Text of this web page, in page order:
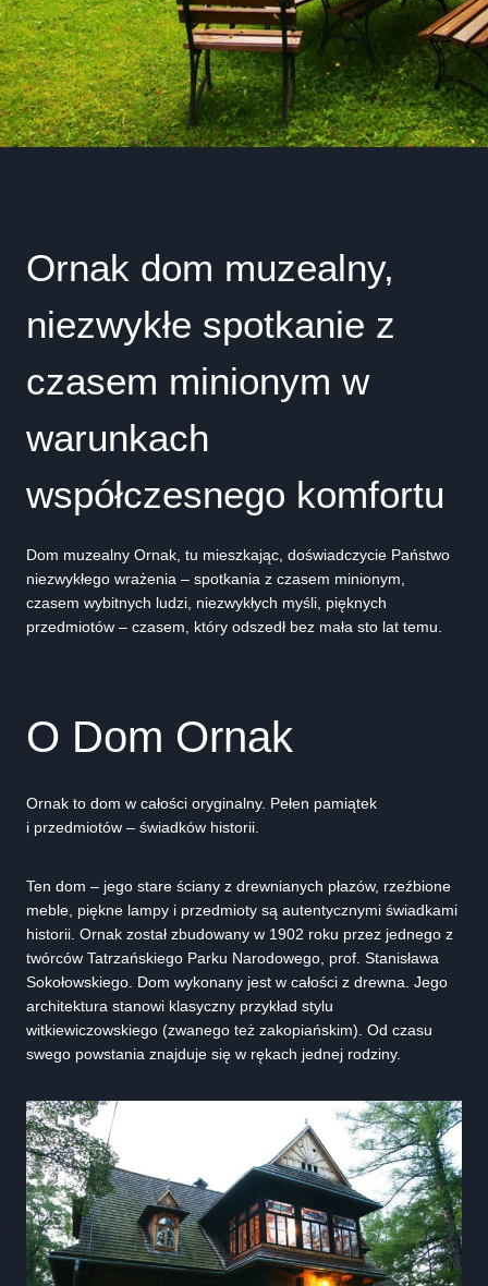
Ornak dom muzealny,
niezwykłe spotkanie z
czasem minionym w
warunkach
współczesnego komfortu
Dom muzealny Ornak, tu mieszkając, doświadczycie Państwo
niezwykłego wrażenia – spotkania z czasem minionym,
czasem wybitnych ludzi, niezwykłych myśli, pięknych
przedmiotów – czasem, który odszedł bez mała sto lat temu.
O Dom Ornak
Ornak to dom w całości oryginalny. Pełen pamiątek
i przedmiotów – świadków historii.
Ten dom – jego stare ściany z drewnianych płazów, rzeźbione
meble, piękne lampy i przedmioty są autentycznymi świadkami
historii. Ornak został zbudowany w 1902 roku przez jednego z
twórców Tatrzańskiego Parku Narodowego, prof. Stanisława
Sokołowskiego. Dom wykonany jest w całości z drewna. Jego
architektura stanowi klasyczny przykład stylu
witkiewiczowskiego (zwanego też zakopiańskim). Od czasu
swego powstania znajduje się w rękach jednej rodziny.